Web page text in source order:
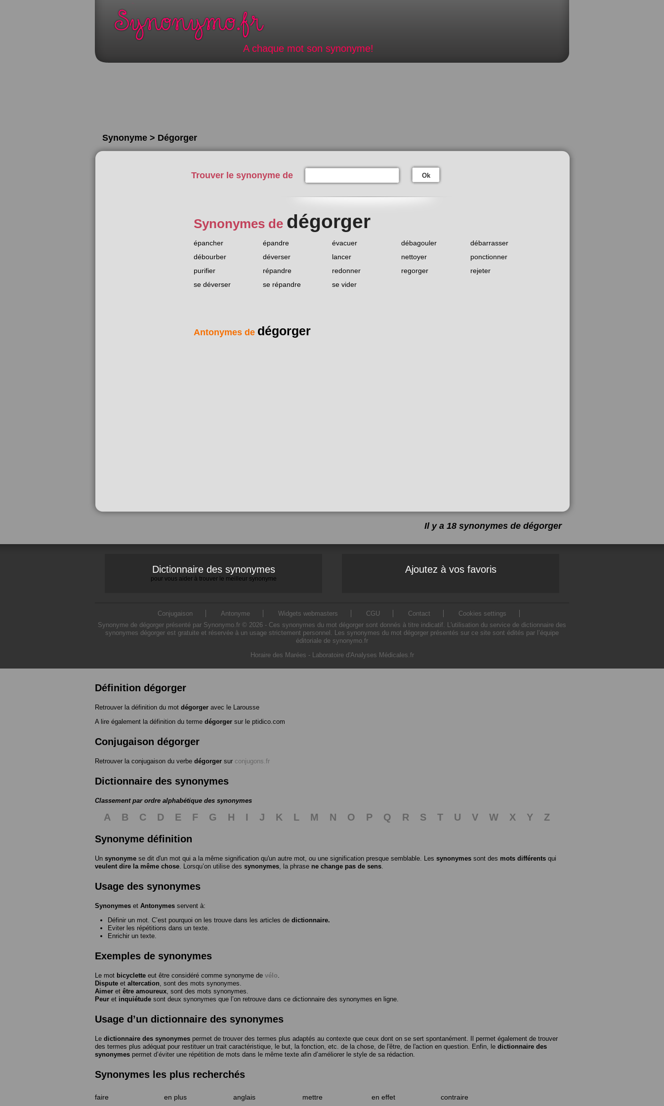
A chaque mot son synonyme!
Synonyme > Dégorger
Trouver le synonyme de Ok
Synonymes de dégorger
épancher épandre évacuer débagouler
débarrasser
débourber
déverser lancer nettoyer
ponctionner
purifier
répandre redonner regorger
rejeter
se déverser
se répandre se vider
Antonymes de dégorger
Il y a 18 synonymes de dégorger
Dictionnaire des synonymes
pour vous aider à trouver le meilleur synonyme
Ajoutez à vos favoris
Conjugaison Antonyme Widgets webmasters CGU Contact
Cookies settings
Synonyme de dégorger présenté par Synonymo.fr © 2026 - Ces synonymes du mot dégorger sont donnés à titre indicatif. L'utilisation du service de dictionnaire des
synonymes dégorger est gratuite et réservée à un usage strictement personnel. Les synonymes du mot dégorger présentés sur ce site sont édités par l’équipe
éditoriale de synonymo.fr
Horaire des Marées - Laboratoire d'Analyses Médicales.fr
Définition dégorger
Retrouver la définition du mot dégorger avec le Larousse
A lire également la définition du terme dégorger sur le ptidico.com
Conjugaison dégorger
Retrouver la conjugaison du verbe dégorger sur conjugons.fr
Dictionnaire des synonymes
Classement par ordre alphabétique des synonymes
A B C D E F G H I J K L M N O P Q R S T U V W X Y
Z
Synonyme définition
Un synonyme se dit d'un mot qui a la même signification qu'un autre mot, ou une signification presque semblable. Les synonymes sont des mots différents qui
veulent dire la même chose . Lorsqu’on utilise des synonymes , la phrase ne change pas de sens
Usage des synonymes
Synonymes et Antonymes servent à:
Définir un mot. C’est pourquoi on les trouve dans les articles de dictionnaire.
Eviter les répétitions dans un texte.
Enrichir un texte.
Exemples de synonymes
Le mot bicyclette eut être considéré comme synonyme de vélo
Dispute et altercation , sont des mots synonymes.
Aimer et être amoureux , sont des mots synonymes.
Peur et inquiétude sont deux synonymes que l’on retrouve dans ce dictionnaire des synonymes en ligne.
Usage d’un dictionnaire des synonymes
Le dictionnaire des synonymes permet de trouver des termes plus adaptés au contexte que ceux dont on se sert spontanément. Il permet également de trouver
des termes plus adéquat pour restituer un trait caractéristique, le but, la fonction, etc. de la chose, de l'être, de l'action en question. Enfin, le dictionnaire des
synonymes permet d’éviter une répétition de mots dans le même texte afin d’améliorer le style de sa rédaction.
Synonymes les plus recherchés
faire en plus anglais mettre en effet contraire